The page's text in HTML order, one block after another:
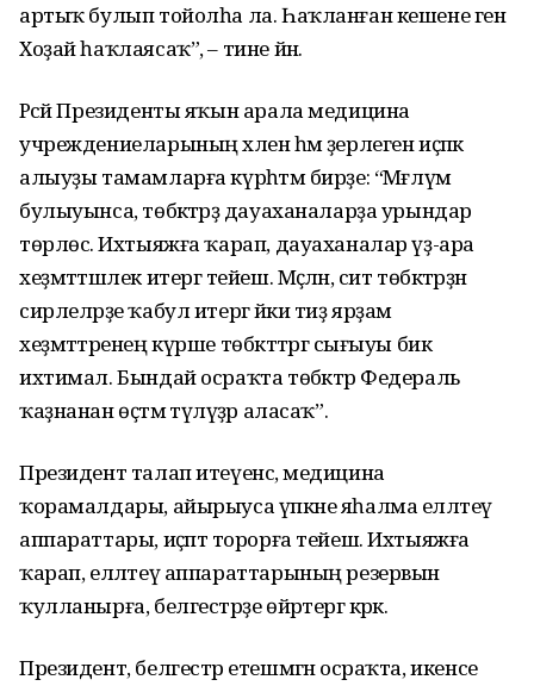
артыҡ булып тойолһа ла. Һаҡланған кешене генә
Хоҙай һаҡлаясаҡ”, – тине йәнә.
Рәсәй Президенты яҡын арала медицина
учреждениеларының хәлен һәм әҙерлеген иҫәпкә
алыуҙы тамамларға күрһәтмә бирҙе: “Мәғлүм
булыуынса, төбәктәрҙә дауаханаларҙа урындар
төрлөсә. Ихтыяжға ҡарап, дауаханалар үҙ-ара
хеҙмәттәшлек итергә тейеш. Мәҫәлән, сит төбәктәрҙән
сирлеләрҙе ҡабул итергә йәки тиҙ ярҙам
хеҙмәттәренең күрше төбәкттәргә сығыуы бик
ихтимал. Бындай осраҡта төбәктәр Федераль
ҡаҙнанан өҫтәмә түләүҙәр аласаҡ”.
Президент талап итеүенсә, медицина
ҡорамалдары, айырыуса үпкәне яһалма елләтеү
аппараттары, иҫәптә торорға тейеш. Ихтыяжға
ҡарап, елләтеү аппараттарының резервын
ҡулланырға, белгестәрҙе өйрәтергә кәрәк.
Президент, белгестәр етешмәгән осраҡта, икенсе